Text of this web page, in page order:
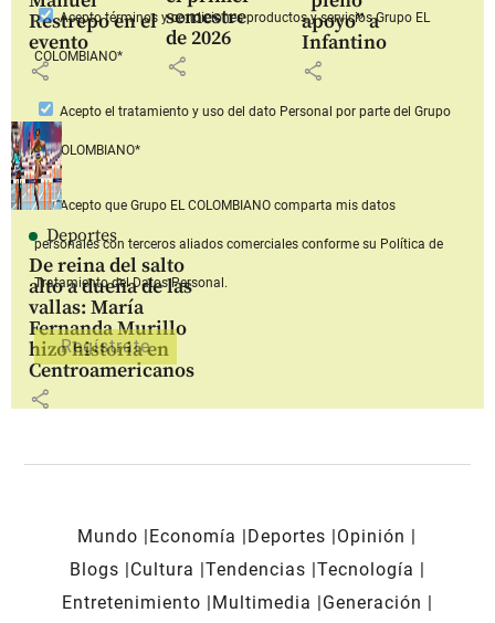
Restrepo en el
evento
share
semestre
de 2026
share
apoyo” a
Infantino
share
Deportes
De reina del salto
alto a dueña de las
vallas: María
Fernanda Murillo
hizo historia en
Centroamericanos
share
Aceptotérminos y condiciones productos y serviciosGrupo EL
COLOMBIANO*
Acepto el tratamiento y uso del dato Personal por parte del Grupo
EL COLOMBIANO*
Acepto que Grupo EL COLOMBIANOcomparta mis datos
personales con terceros aliados comerciales conforme su Política de
Tratamiento del Datos Personal.
Mundo Economía Deportes
Opinión
Blogs
Cultura Tendencias Tecnología
Entretenimiento
Multimedia
Generación